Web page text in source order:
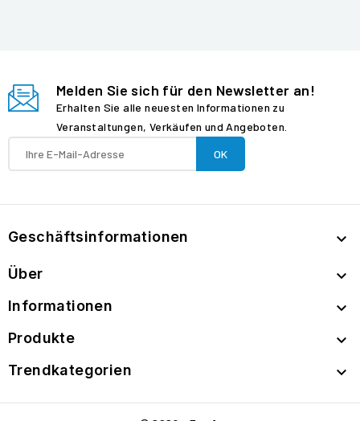
Melden Sie sich für den Newsletter an!
Erhalten Sie alle neuesten Informationen zu
Veranstaltungen, Verkäufen und Angeboten.
Geschäftsinformationen 
Über 
Informationen 
Produkte 
Trendkategorien 